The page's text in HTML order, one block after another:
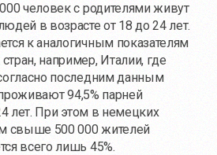
человек с родителями живут
в возрасте от 18 до 24 лет.
к аналогичным показателям
например, Италии, где
последним данным
94,5% парней
лет. При этом в немецких
свыше 500 000 жителей
всего лишь 45%.